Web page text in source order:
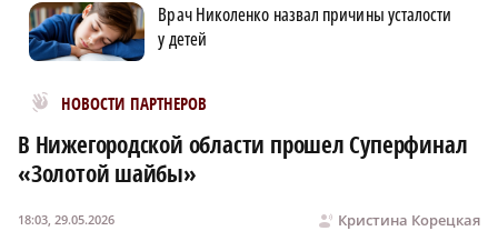
Врач Николенко назвал причины усталости
у детей
НОВОСТИ ПАРТНЕРОВ
Новости МирТесен
В Нижегородской области прошел Суперфинал
«Золотой шайбы»
Кристина Корецкая
18:03, 29.05.2026